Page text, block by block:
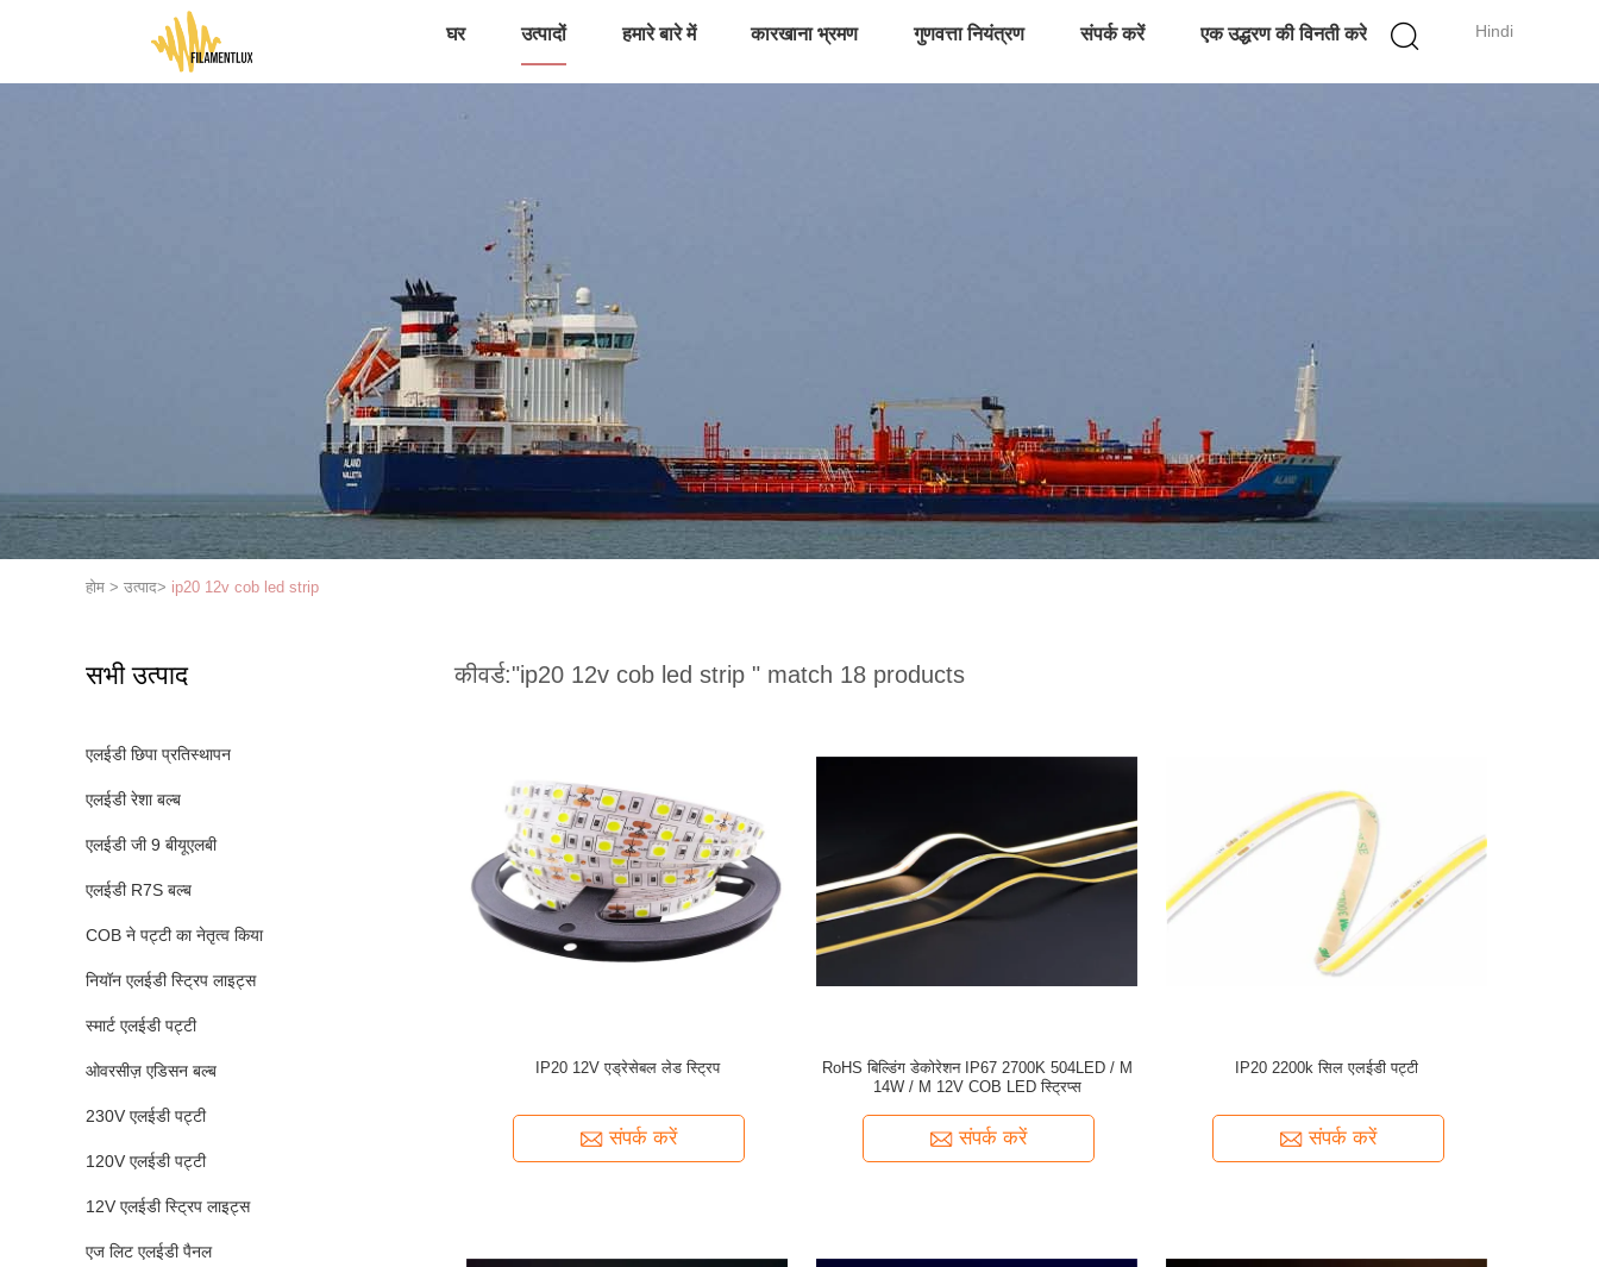
Hindi
घर उत्पादों हमारे बारे में कारखाना भ्रमण गुणवत्ता नियंत्रण संपर्क करें एक उद्धरण की विनती करे
होम > उत्पाद> ip20 12v cob led strip
सभी उत्पाद
एलईडी छिपा प्रतिस्थापन
एलईडी रेशा बल्ब
एलईडी जी 9 बीयूएलबी
एलईडी R7S बल्ब
COB ने पट्टी का नेतृत्व किया
नियॉन एलईडी स्ट्रिप लाइट्स
स्मार्ट एलईडी पट्टी
ओवरसीज़ एडिसन बल्ब
230V एलईडी पट्टी
120V एलईडी पट्टी
12V एलईडी स्ट्रिप लाइट्स
एज लिट एलईडी पैनल
कीवर्ड:"ip20 12v cob led strip " match 18 products
IP20 12V एड्रेसेबल लेड स्ट्रिप
संपर्क करें
RoHS बिल्डिंग डेकोरेशन IP67 2700K 504LED / M
14W / M 12V COB LED स्ट्रिप्स
संपर्क करें
IP20 2200k सिल एलईडी पट्टी
संपर्क करें